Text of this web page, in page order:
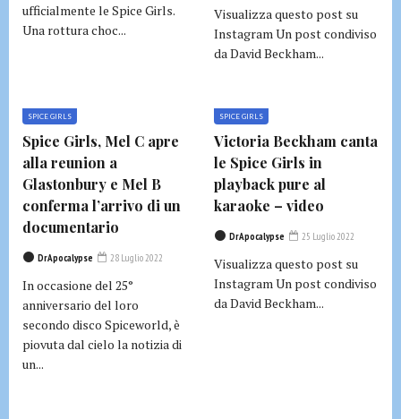
ufficialmente le Spice Girls.
Una rottura choc...
Visualizza questo post su
Instagram Un post condiviso
da David Beckham...
SPICE GIRLS
Spice Girls, Mel C apre
alla reunion a
Glastonbury e Mel B
conferma l’arrivo di un
documentario
DrApocalypse 28 Luglio 2022
In occasione del 25°
anniversario del loro
secondo disco Spiceworld, è
piovuta dal cielo la notizia di
un...
SPICE GIRLS
Victoria Beckham canta
le Spice Girls in
playback pure al
karaoke – video
DrApocalypse 25 Luglio 2022
Visualizza questo post su
Instagram Un post condiviso
da David Beckham...